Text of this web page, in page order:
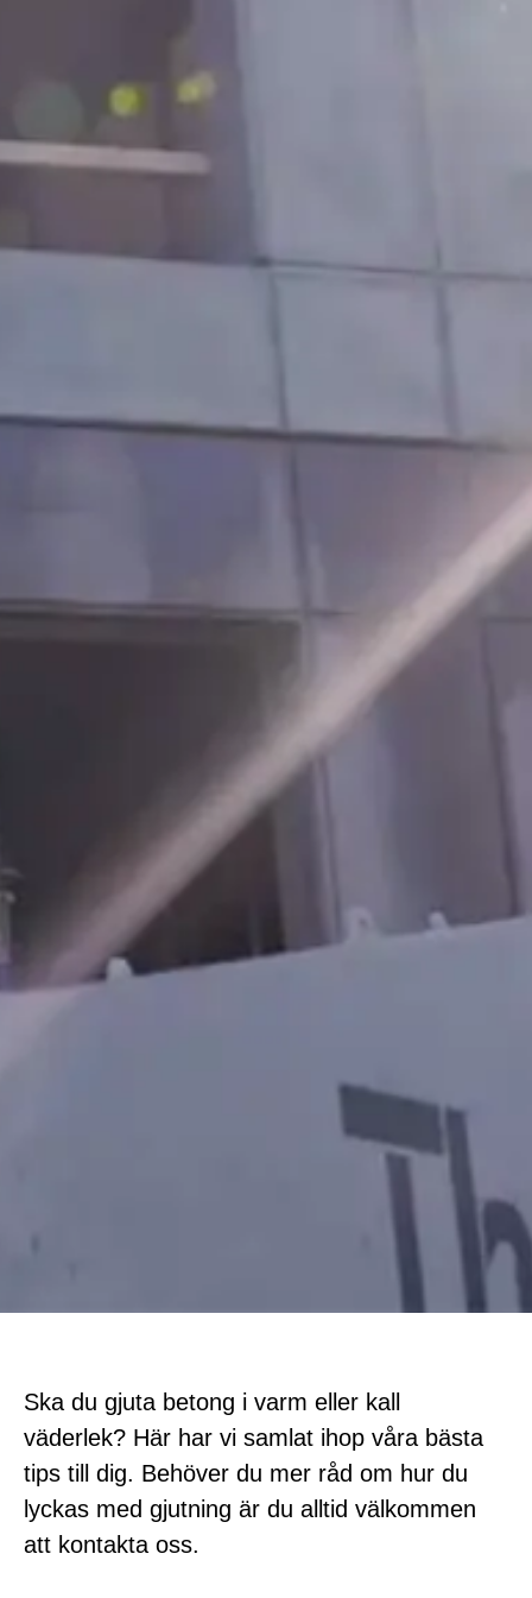
Ska du gjuta betong i varm eller kall
väderlek? Här har vi samlat ihop våra bästa
tips till dig. Behöver du mer råd om hur du
lyckas med gjutning är du alltid välkommen
att kontakta oss.